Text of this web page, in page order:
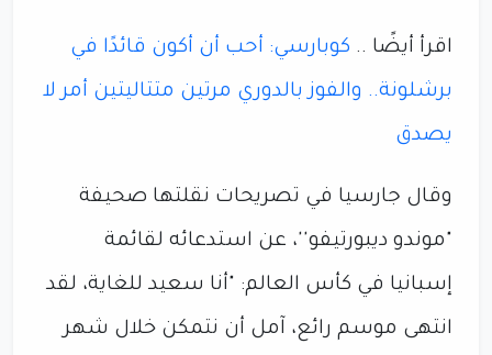
اقرأ أيضًا .. كوبارسي: أحب أن أكون قائدًا في
برشلونة.. والفوز بالدوري مرتين متتاليتين أمر لا
يصدق
وقال جارسيا في تصريحات نقلتها صحيفة
"موندو ديبورتيفو''، عن استدعائه لقائمة
إسبانيا في كأس العالم: "أنا سعيد للغاية، لقد
انتهى موسم رائع، آمل أن نتمكن خلال شهر